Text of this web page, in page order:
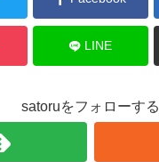
LINE
satoruをフォローする